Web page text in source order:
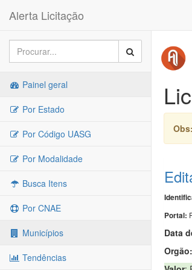
Alerta Licitação
Painel geral
Por Estado
Por Código UASG
Por Modalidade
Busca Itens
Por CNAE
Municípios
Tendências
Obs:
Portal:
Data
Orgão: